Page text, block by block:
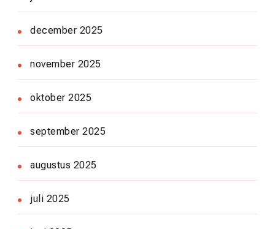
december 2025
november 2025
oktober 2025
september 2025
augustus 2025
juli 2025